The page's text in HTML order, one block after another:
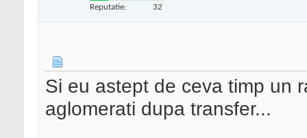
Reputatie: 32
Si eu astept de ceva timp un
aglomerati dupa transfer...